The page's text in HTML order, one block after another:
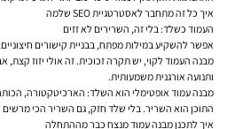
איך כל זה מתחבר לאסטרטגיית SEO שלמה
העמוד כשלד: בלי זה, השרירים לא זזים
אפשר להשקיע במילות מפתח, בבניית קישורים
מבנה העמוד לקוי, יש תקרה זכוכית. זה אולי יזוז קצת,
ותנועה אורגנית משמעותית.
מבנה עמוד אופטימלי הוא השלד: הארכיטקטורה,
התוכן הוא השריר. בלי שלד חזק, גם השריר הכי מרשים
איך לתכנן מבנה עמוד מנצח כבר מההתחלה